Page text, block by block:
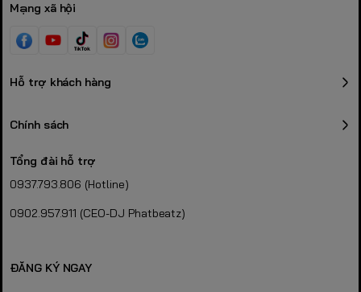
Mạng xã hội
Hỗ trợ khách hàng
Chính sách
Tổng đài hỗ trợ
0937.793.806 (Hotline)
0902.957.911 (CEO-DJ Phatbeatz)
ĐĂNG KÝ NGAY